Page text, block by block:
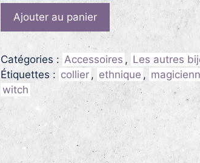
quantité
Pendentif
laiton
-
pièce
Ajouter au panier
Catégories : Accessoires , Les autres
Étiquettes : collier , ethnique ,
witch